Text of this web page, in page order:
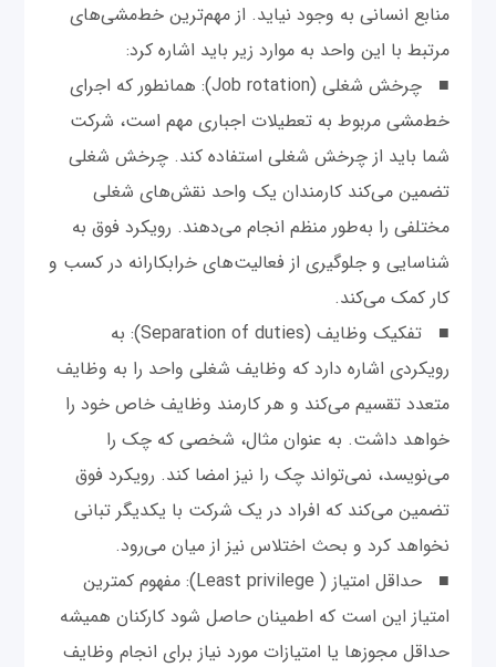
منابع انسانی به وجود نیاید. از مهم‌ترین خط‌مشی‌های
مرتبط با این واحد به موارد زیر باید اشاره کرد:
■ چرخش شغلی (Job rotation): همانطور که اجرای
خط‌مشی مربوط به تعطیلات اجباری مهم است، شرکت
شما باید از چرخش شغلی استفاده کند. چرخش شغلی
تضمین می‌کند کارمندان یک واحد نقش‌های شغلی
مختلفی را به‌طور منظم انجام می‌دهند. رویکرد فوق به
شناسایی و جلوگیری از فعالیت‌های خرابکارانه در کسب و
کار کمک می‌کند.
■ تفکیک وظایف (Separation of duties): به
رویکردی اشاره دارد که وظایف شغلی واحد را به وظایف
متعدد تقسیم می‌کند و هر کارمند وظایف خاص خود را
خواهد داشت. به عنوان مثال، شخصی که چک را
می‌نویسد، نمی‌تواند چک را نیز امضا کند. رویکرد فوق
تضمین می‌کند که افراد در یک شرکت با یکدیگر تبانی
نخواهد کرد و بحث اختلاس نیز از میان می‌رود.
■ حداقل امتیاز ( Least privilege): مفهوم کمترین
امتیاز این است که اطمینان حاصل شود کارکنان همیشه
حداقل مجوزها یا امتیازات مورد نیاز برای انجام وظایف